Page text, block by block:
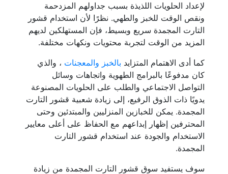
لإعداد الحلويات اللذيذة بسبب جداولهم المزدحمة
ونقص الوقت للخبز والطهي. نظرًا لأن استخدام قشور
التارت المجمدة سريع وبسيط، فإن المستهلكين لديهم
المزيد من الوقت لتجربة محتويات ونكهات مختلفة.
كما أدى الاهتمام المتزايد بالخبز والمعجنات ، والذي
كان مدفوعًا بالبرامج الطهوية واتجاهات وسائل
التواصل الاجتماعي والطلب على الحلويات المصنوعة
يدويًا ذات الذوق الرفيع، إلى زيادة شعبية قشور التارت
المجمدة. يمكن للخبازين المنزليين والمبتدئين وحتى
المحترفين إظهار إبداعهم مع الحفاظ على أعلى معايير
الاستخدام والجودة عند استخدام قشور التارت
المجمدة.
سوف يستفيد سوق قشور التارت المجمدة من زيادة